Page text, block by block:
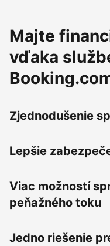
Majte
vďaka
Zjednodušenie
Lepšie
Viac možností
peňažného toku
Jedno riešenie